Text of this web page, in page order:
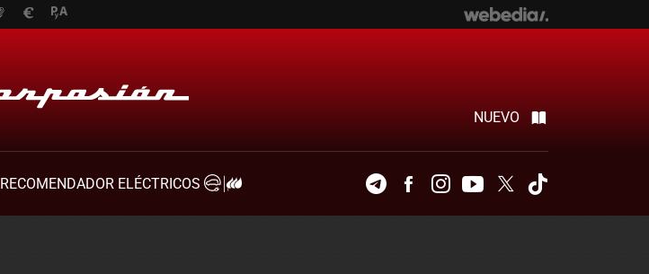
NUEVO
RECOMENDADOR ELÉCTRICOS
TelegramFacebookInstagramYoutubeTwitter